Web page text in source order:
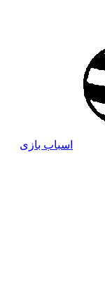
اسباب بازی